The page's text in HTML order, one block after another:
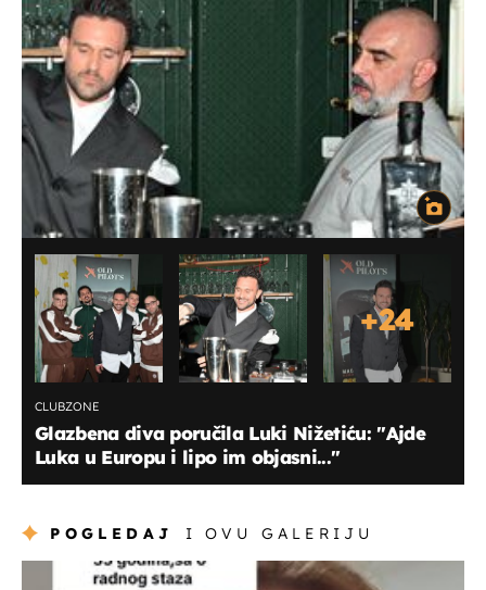
+24
CLUBZONE
Glazbena diva poručila Luki Nižetiću: ''Ajde
Luka u Europu i lipo im objasni...''
POGLEDAJ I OVU GALERIJU